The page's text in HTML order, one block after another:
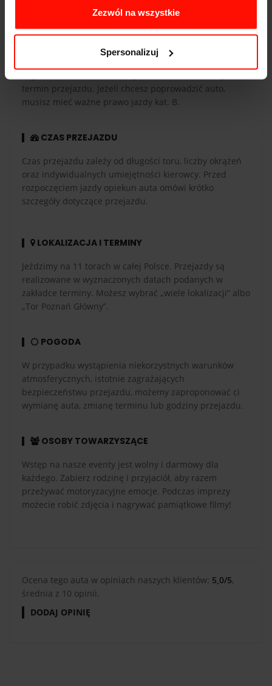
Zezwól na wszystkie
Spersonalizuj
termin przejazdu. Jeżeli chcesz poprowadzić auto,
musisz mieć ważne prawo jazdy kat. B.
CZAS PRZEJAZDU
Czas przejazdu zależy od długości toru, liczby okrążeń
oraz indywidualnych umiejętności kierowcy. Przed
rozpoczęciem jazdy opiekun auta omówi krótko
szczegóły dotyczące przejazdu.
LOKALIZACJA I TERMINY
Jeździmy na 11 torach w całej Polsce. Przejazdy są
realizowane w wyznaczonych datach podanych w
zakładce terminy. Możesz wybrać „wiele lokalizacji” albo
„Tor Poznań Główny”.
POGODA
W przypadku wystąpienia niekorzystnych warunków
atmosferycznych, istotnie zagrażających
bezpieczeństwu przejazdu, możemy zaproponować ci
wymianę auta, zmianę terminu lub godziny przejazdu.
OSOBY TOWARZYSZĄCE
Wstęp na nasze eventy jest wolny i darmowy dla
każdego. Zabierz rodzinę i przyjaciół, aby razem
przeżywać motoryzacyjne emocje. Podczas imprezy
możecie robić zdjęcia i nagrywać pamiątkowe filmy!
Ocena tego auta w opiniach naszych klientów: 5,0/5,
średnia z 10 opinii.
DODAJ OPINIĘ